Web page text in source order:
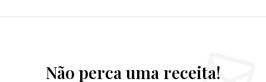
Não perca uma receita!